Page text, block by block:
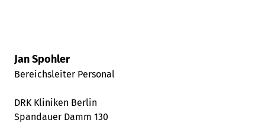
Jan Spohler
Bereichsleiter Personal
DRK Kliniken Berlin
Spandauer Damm 130